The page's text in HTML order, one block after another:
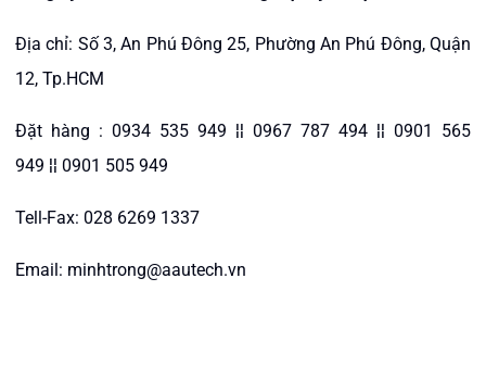
Địa chỉ: Số 3, An Phú Đông 25, Phường An Phú Đông, Quận
12, Tp.HCM
Đặt hàng : 0934 535 949 ¦¦ 0967 787 494 ¦¦ 0901 565
949 ¦¦ 0901 505 949
Tell-Fax: 028 6269 1337
Email: minhtrong@aautech.vn